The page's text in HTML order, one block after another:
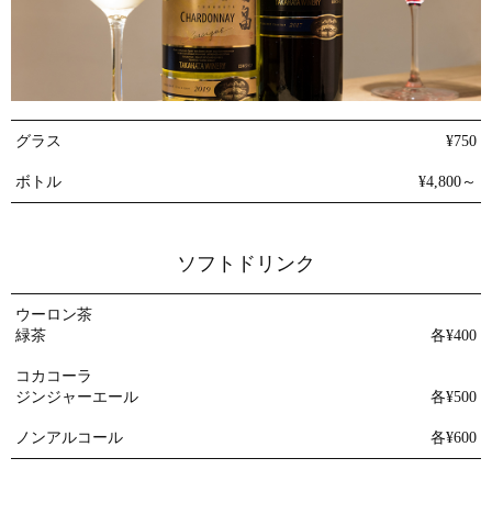
グラス ¥750
ボトル ¥4,800～
ソフトドリンク
ウーロン茶
緑茶
各¥400
コカコーラ
ジンジャーエール
各¥500
ノンアルコール 各¥600